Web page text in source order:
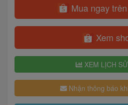
Mua ngay
Xem
XEM LỊCH
Nhận thông báo